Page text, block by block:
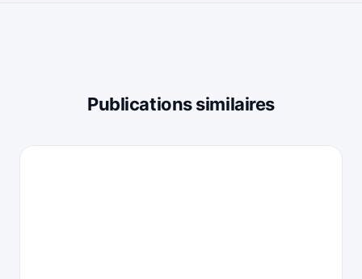
Publications similaires